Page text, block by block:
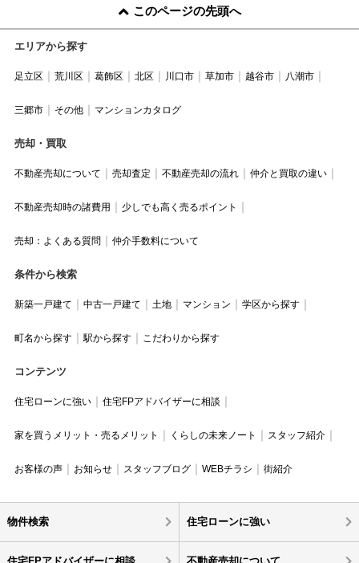
このページの先頭へ
エリアから探す
足立区 荒川区 葛飾区 北区 川口市 草加市 越谷市 八潮市
三郷市 その他 マンションカタログ
売却・買取
不動産売却について 売却査定 不動産売却の流れ 仲介と買取の違い
不動産売却時の諸費用 少しでも高く売るポイント
売却：よくある質問 仲介手数料について
条件から検索
新築一戸建て 中古一戸建て 土地 マンション 学区から探す
町名から探す 駅から探す こだわりから探す
コンテンツ
住宅ローンに強い 住宅FPアドバイザーに相談
家を買うメリット・売るメリット くらしの未来ノート スタッフ紹介
お客様の声 お知らせ スタッフブログ WEBチラシ 街紹介
物件検索 住宅ローンに強い